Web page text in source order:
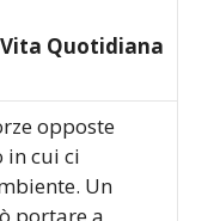
Quotidiana
opposte
in cui ci
Un
portare a